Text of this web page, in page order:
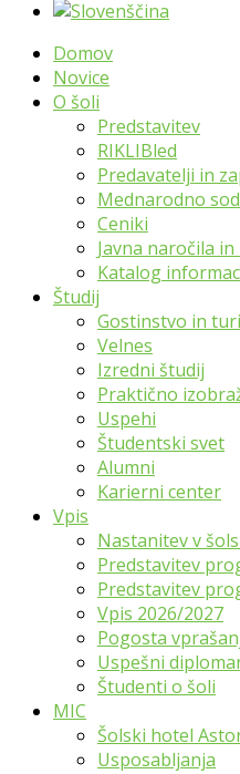
Domov
Novice
O šoli
Predstavitev
RIKLIBled
Predavatelji in
Mednarodno
Ceniki
Javna naročila
Katalog
Študij
Gostinstvo in
Velnes
Izredni študij
Praktično
Uspehi
Študentski svet
Alumni
Karierni center
Vpis
Nastanitev v
Predstavitev
Predstavitev
Vpis 2026/2027
Pogosta
Uspešni
Študenti o šoli
MIC
Šolski hotel
Usposabljanja